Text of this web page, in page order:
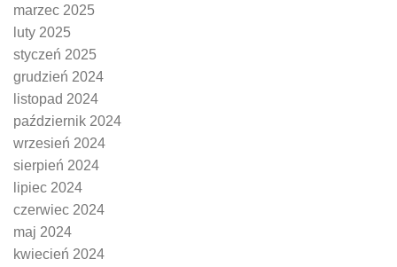
marzec 2025
luty 2025
styczeń 2025
grudzień 2024
listopad 2024
październik 2024
wrzesień 2024
sierpień 2024
lipiec 2024
czerwiec 2024
maj 2024
kwiecień 2024